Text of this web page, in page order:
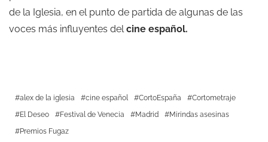
de la Iglesia, en el punto de partida de algunas de las
voces más influyentes delcine español.
alex de la iglesia cine español CortoEspaña
Cortometraje
El Deseo
Festival de Venecia Madrid
Mirindas asesinas
Premios Fugaz